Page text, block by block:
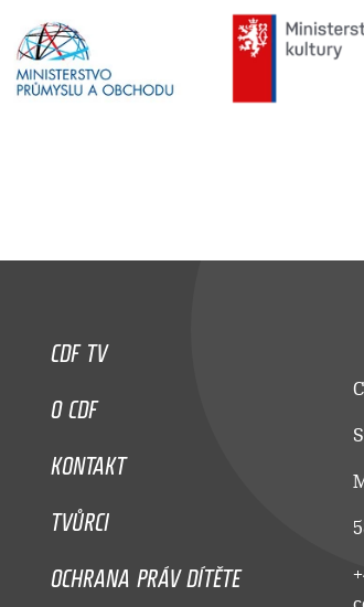
CDF TV
O CDF
KONTAKT
TVŮRCI
OCHRANA PRÁV DÍTĚTE